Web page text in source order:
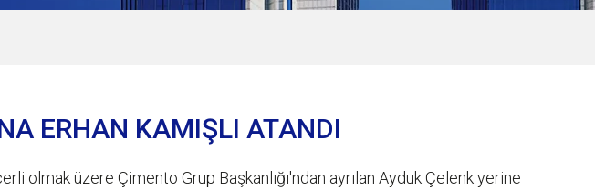
ERHAN KAMIŞLI ATANDI
olmak üzere Çimento Grup Başkanlığı'ndan ayrılan Ayduk Çelenk yerine